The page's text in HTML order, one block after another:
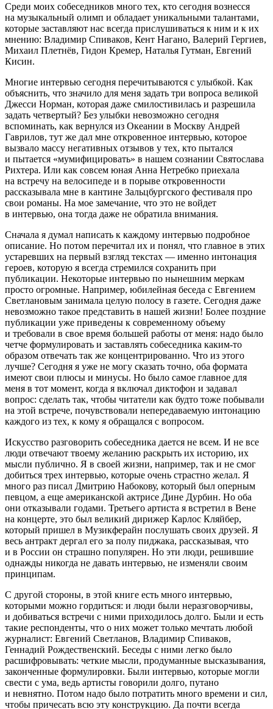
Среди моих собеседников много тех, кто сегодня вознесся
на музыкальный олимп и обладает уникальными талантами,
которые заставляют нас всегда прислушиваться к ним и к их
мнению: Владимир Спиваков, Кент Нагано, Валерий Гергиев,
Михаил Плетнёв, Гидон Кремер, Наталья Гутман, Евгений
Кисин.
Многие интервью сегодня перечитываются с улыбкой. Как
объяснить, что значило для меня задать три вопроса великой
Джесси Норман, которая даже смилостивилась и разрешила
задать четвертый? Без улыбки невозможно сегодня
вспоминать, как вернулся из Океании в Москву Андрей
Гаврилов, тут же дал мне откровенное интервью, которое
вызвало массу негативных отзывов у тех, кто пытался
и пытается «мумифицировать» в нашем сознании Святослава
Рихтера. Или как совсем юная Анна Нетребко приехала
на встречу на велосипеде и в порыве откровенности
рассказывала мне в кантине Зальцбургского фестиваля про
свои романы. На мое замечание, что это не войдет
в интервью, она тогда даже не обратила внимания.
Сначала я думал написать к каждому интервью подробное
описание. Но потом перечитал их и понял, что главное в этих
устаревших на первый взгляд текстах — именно интонация
героев, которую я всегда стремился сохранить при
публикации. Некоторые интервью по нынешним меркам
просто огромные. Например, юбилейная беседа с Евгением
Светлановым занимала целую полосу в газете. Сегодня даже
невозможно такое представить в нашей жизни! Более поздние
публикации уже приведены к современному объему
и требовали в свое время большей работы от меня: надо было
четче формулировать и заставлять собеседника каким-то
образом отвечать так же концентрированно. Что из этого
лучше? Сегодня я уже не могу сказать точно, оба формата
имеют свои плюсы и минусы. Но было самое главное для
меня в тот момент, когда я включал диктофон и задавал
вопрос: сделать так, чтобы читатели как будто тоже побывали
на этой встрече, почувствовали непередаваемую интонацию
каждого из тех, к кому я обращался с вопросом.
Искусство разговорить собеседника дается не всем. И не все
люди отвечают твоему желанию раскрыть их историю, их
мысли публично. Я в своей жизни, например, так и не смог
добиться трех интервью, которые очень страстно желал. Я
много раз писал Дмитрию Набокову, который был оперным
певцом, а еще американской актрисе Дине Дурбин. Но оба
они отказывали годами. Третьего артиста я встретил в Вене
на концерте, это был великий дирижер Карлос Кляйбер,
который пришел в Музикферайн послушать своих друзей. Я
весь антракт дергал его за полу пиджака, рассказывая, что
и в России он страшно популярен. Но эти люди, решившие
однажды никогда не давать интервью, не изменяли своим
принципам.
С другой стороны, в этой книге есть много интервью,
которыми можно гордиться: и люди были неразговорчивы,
и добиваться встречи с ними приходилось долго. Были и есть
такие респонденты, что о них может только мечтать любой
журналист: Евгений Светланов, Владимир Спиваков,
Геннадий Рождественский. Беседы с ними легко было
расшифровывать: четкие мысли, продуманные высказывания,
законченные формулировки. Были интервью, которые могли
свести с ума, ведь артисты говорили долго, путано
и невнятно. Потом надо было потратить много времени и сил,
чтобы причесать всю эту конструкцию. Да почти всегда